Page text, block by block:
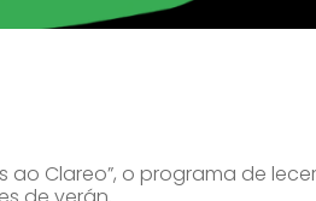
ao Clareo”, o programa de